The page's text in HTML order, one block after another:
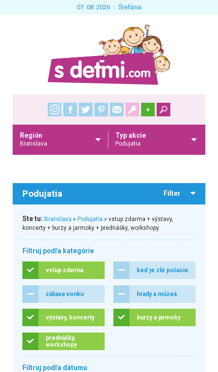
07. 08. 2026 Štefánia
+
Región
Bratislava
Typ akcie
Podujatia
Podujatia Filter
Ste tu: Bratislava » Podujatia » vstup zdarma + výstavy,
koncerty + burzy a jarmoky + prednášky, workshopy
Filtruj podľa kategórie
vstup zdarma keď je zlé počasie
zábava vonku hrady a múzeá
výstavy, koncerty burzy a jarmoky
prednášky,
workshopy
Filtruj podľa dátumu